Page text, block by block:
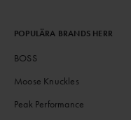
POPULÄRA BRANDS HERR
BOSS
Moose Knuckles
Peak Performance